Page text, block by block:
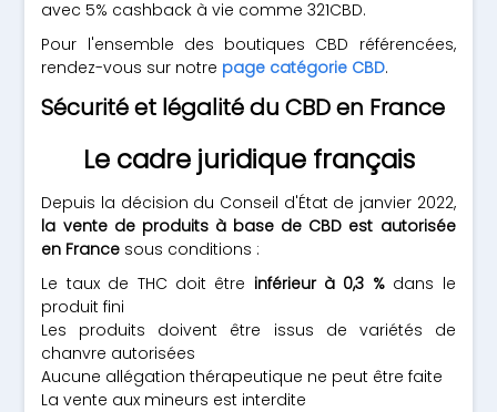
avec 5% cashback à vie comme 321CBD.
Pour l'ensemble des boutiques CBD référencées,
rendez-vous sur notre page catégorie CBD.
Sécurité et légalité du CBD en France
Le cadre juridique français
Depuis la décision du Conseil d'État de janvier 2022,
la vente de produits à base de CBD est autorisée
en France sous conditions :
Le taux de THC doit être inférieur à 0,3 %dans le
produit fini
Les produits doivent être issus de variétés de
chanvre autorisées
Aucune allégation thérapeutique ne peut être faite
La vente aux mineurs est interdite